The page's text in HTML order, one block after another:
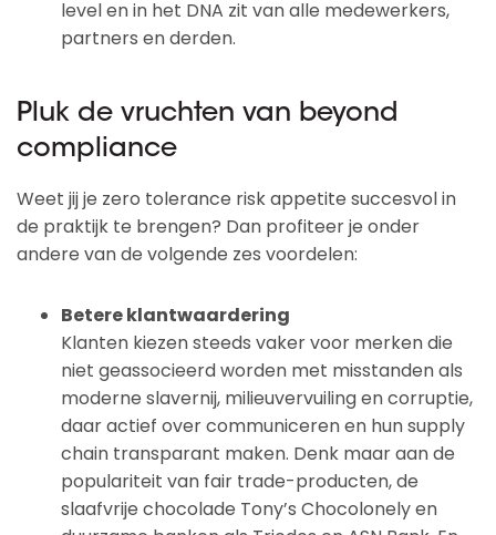
level en in het DNA zit van alle medewerkers,
partners en derden.
Pluk de vruchten van beyond
compliance
Weet jij je zero tolerance risk appetite succesvol in
de praktijk te brengen? Dan profiteer je onder
andere van de volgende zes voordelen:
Betere klantwaardering
Klanten kiezen steeds vaker voor merken die
niet geassocieerd worden met misstanden als
moderne slavernij, milieuvervuiling en corruptie,
daar actief over communiceren en hun supply
chain transparant maken. Denk maar aan de
populariteit van fair trade-producten, de
slaafvrije chocolade Tony’s Chocolonely en